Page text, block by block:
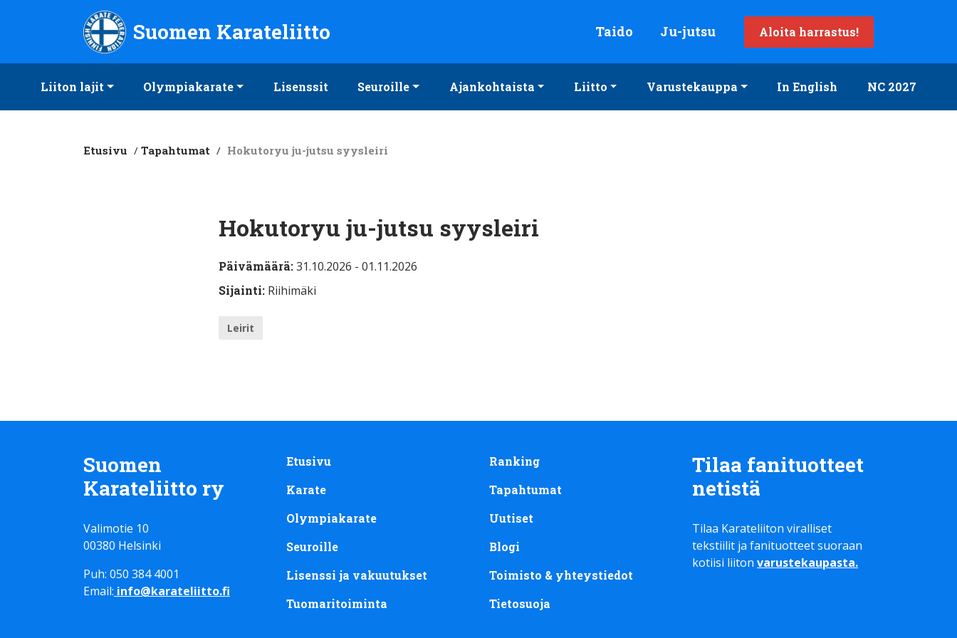
Suomen Karateliitto ry
Suomen Karateliitto Taido Ju-jutsu Aloita harrastus!
Liiton lajit Olympiakarate Lisenssit Seuroille Ajankohtaista Liitto Varustekauppa In English NC 2027
Etusivu / Tapahtumat / Hokutoryu ju-jutsu syysleiri
Hokutoryu ju-jutsu syysleiri
Päivämäärä:31.10.2026 - 01.11.2026
Sijainti: Riihimäki
Leirit
Suomen
Karateliitto ry
Valimotie 10
00380 Helsinki
Puh: 050 384 4001
Email: info@karateliitto.fi
Etusivu
Karate
Olympiakarate
Seuroille
Lisenssi ja vakuutukset
Tuomaritoiminta
Ranking
Tapahtumat
Uutiset
Blogi
Toimisto & yhteystiedot
Tietosuoja
Tilaa fanituotteet
netistä
Tilaa Karateliiton viralliset
tekstiilit ja fanituotteet suoraan
kotiisi liiton varustekaupasta.